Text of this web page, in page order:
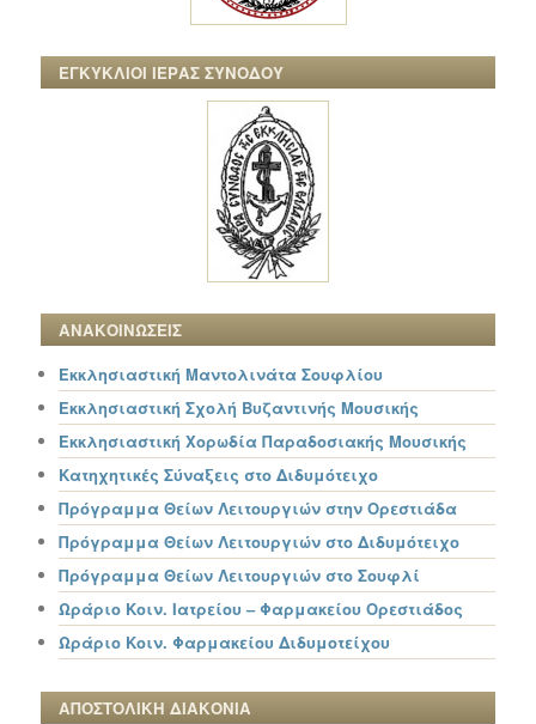
ΕΓΚΥΚΛΙΟΙ ΙΕΡΑΣ ΣΥΝΟΔΟΥ
ΑΝΑΚΟΙΝΩΣΕΙΣ
Εκκλησιαστική Μαντολινάτα Σουφλίου
Εκκλησιαστική Σχολή Βυζαντινής Μουσικής
Εκκλησιαστική Χορωδία Παραδοσιακής Μουσικής
Κατηχητικές Σύναξεις στο Διδυμότειχο
Πρόγραμμα Θείων Λειτουργιών στην Ορεστιάδα
Πρόγραμμα Θείων Λειτουργιών στο Διδυμότειχο
Πρόγραμμα Θείων Λειτουργιών στο Σουφλί
Ωράριο Κοιν. Ιατρείου – Φαρμακείου Ορεστιάδος
Ωράριο Κοιν. Φαρμακείου Διδυμοτείχου
ΑΠΟΣΤΟΛΙΚΗ ΔΙΑΚΟΝΙΑ